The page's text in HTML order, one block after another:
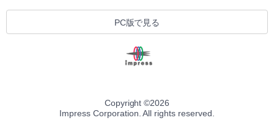
PC版で見る
Copyright ©2026
Impress Corporation. All rights reserved.